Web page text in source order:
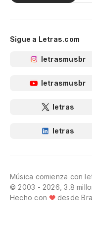
Sigue a Letras.com
letrasmusbr
letrasmusbr
letras
letras
Música comienza con
© 2003 - 2026, 3.8
Hecho con
desde